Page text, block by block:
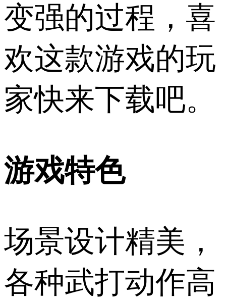
变强的过程，喜
欢这款游戏的玩
家快来下载吧。
游戏特色
场景设计精美，
各种武打动作高